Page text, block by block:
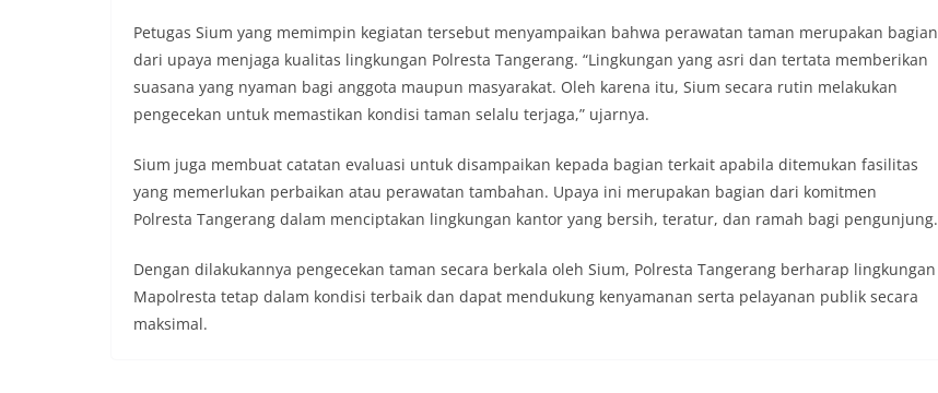
Petugas Sium yang memimpin kegiatan tersebut menyampaikan bahwa perawatan taman merupakan bagian
dari upaya menjaga kualitas lingkungan Polresta Tangerang. “Lingkungan yang asri dan tertata memberikan
suasana yang nyaman bagi anggota maupun masyarakat. Oleh karena itu, Sium secara rutin melakukan
pengecekan untuk memastikan kondisi taman selalu terjaga,” ujarnya.
Sium juga membuat catatan evaluasi untuk disampaikan kepada bagian terkait apabila ditemukan fasilitas
yang memerlukan perbaikan atau perawatan tambahan. Upaya ini merupakan bagian dari komitmen
Polresta Tangerang dalam menciptakan lingkungan kantor yang bersih, teratur, dan ramah bagi pengunjung.
Dengan dilakukannya pengecekan taman secara berkala oleh Sium, Polresta Tangerang berharap lingkungan
Mapolresta tetap dalam kondisi terbaik dan dapat mendukung kenyamanan serta pelayanan publik secara
maksimal.